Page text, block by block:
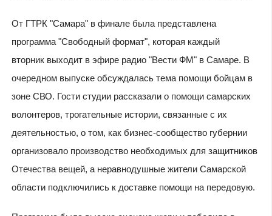
От ГТРК "Самара" в финале была представлена
программа "Свободный формат", которая каждый
вторник выходит в эфире радио "Вести ФМ" в Самаре. В
очередном выпуске обсуждалась тема помощи бойцам в
зоне СВО. Гости студии рассказали о помощи самарских
волонтеров, трогательные истории, связанные с их
деятельностью, о том, как бизнес-сообщество губернии
организовало производство необходимых для защитников
Отечества вещей, а неравнодушные жители Самарской
области подключились к доставке помощи на передовую.